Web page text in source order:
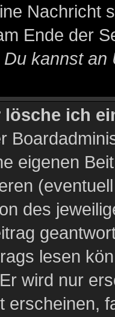
Nachricht
Ende der
kannst
lösche ich
eigenen
des
lesen
wird nur
erscheinen,